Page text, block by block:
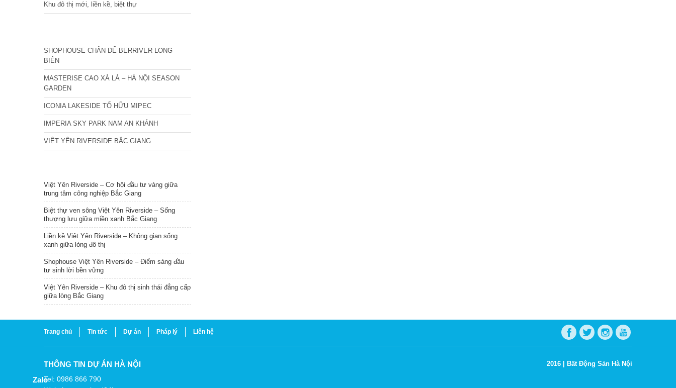
Khu đô thị mới, liền kề, biệt thự
SHOPHOUSE CHÂN ĐẾ BERRIVER LONG
BIÊN
MASTERISE CAO XÀ LÁ – HÀ NỘI SEASON
GARDEN
ICONIA LAKESIDE TỐ HỮU MIPEC
IMPERIA SKY PARK NAM AN KHÁNH
VIỆT YÊN RIVERSIDE BẮC GIANG
Việt Yên Riverside – Cơ hội đầu tư vàng giữa
trung tâm công nghiệp Bắc Giang
Biệt thự ven sông Việt Yên Riverside – Sống
thượng lưu giữa miền xanh Bắc Giang
Liền kề Việt Yên Riverside – Không gian sống
xanh giữa lòng đô thị
Shophouse Việt Yên Riverside – Điểm sáng đầu
tư sinh lời bền vững
Việt Yên Riverside – Khu đô thị sinh thái đẳng cấp
giữa lòng Bắc Giang
Trang chủ Tin tức Dự án Pháp lý Liên hệ
THÔNG TIN DỰ ÁN HÀ NỘI
Tel: 0986 866 790
2016 | Bất Động Sản Hà Nội
Zalo